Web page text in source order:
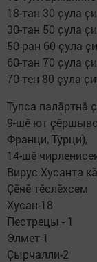
18-тан 30 ҫула
30-тан 50 ҫула
50-ран 60 ҫула
60-тан 70 ҫула
70-тен 80 ҫула
Тупса палӑртнӑ
9-шӗ ют
Франци, Турци),
14-шӗ
Вирус Хусанта
Ҫӗнӗ тӗслӗхсем
Хусан-18
Пестрецы - 1
Элмет-1
Ҫырчалли-2